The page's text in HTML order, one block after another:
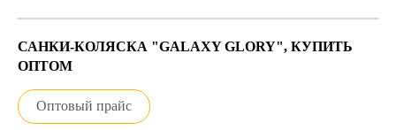
САНКИ-КОЛЯСКА "GALAXY GLORY", КУПИТЬ
ОПТОМ
Оптовый прайс